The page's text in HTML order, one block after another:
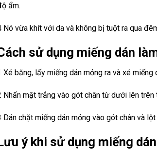
ẩm.
Nó vừa khít với da và không bị tuột ra qua
sử dụng miếng dán
Xé băng, lấy miếng dán mỏng ra và xé miếng
Nhấn mặt trắng vào gót chân từ dưới lên trên
Dán chặt miếng dán mỏng vào gót chân và
ý khi sử dụng miếng